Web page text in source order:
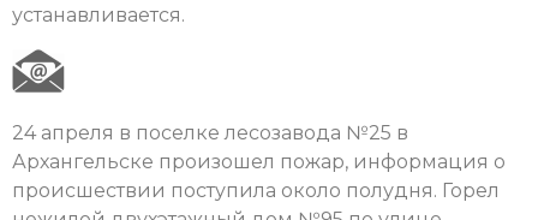
устанавливается.
24 апреля в поселке лесозавода №25 в
Архангельске произошел пожар, информация о
происшествии поступила около полудня. Горел